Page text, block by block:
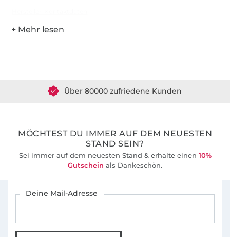
Über 80000 zufriedene Kunden
MÖCHTEST DU IMMER AUF DEM NEUESTEN
STAND SEIN?
Sei immer auf dem neuesten Stand & erhalte einen 10%
Gutschein als Dankeschön.
Deine Mail-Adresse